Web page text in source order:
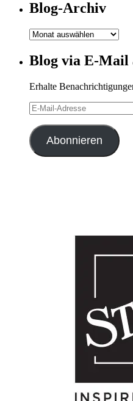
Blog-Archiv
Blog-
Blog via E-Mail
Erhalte
E-
Mail-
Adresse
Abonnieren